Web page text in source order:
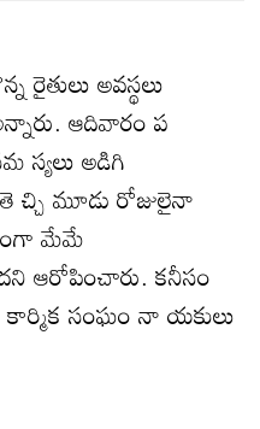
రైతులు అవస్థలు
ఆదివారం ప
స్యలు అడిగి
చ్చి మూడు రోజులైనా
మేమే
ఆరోపించారు. కనీసం
సంఘం నా యకులు